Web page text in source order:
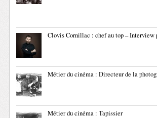
Clovis Cornillac : chef au top – Interview
Métier du cinéma : Directeur de la
Métier du cinéma : Tapissier